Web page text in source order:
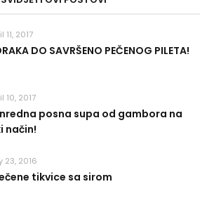
11, 2017
DO SAVRŠENO PEČENOG PILETA!
10, 2017
posna supa od gambora na
način!
23, 2016
tikvice sa sirom